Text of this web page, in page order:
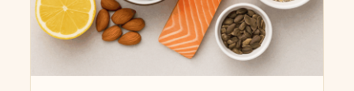
opfordring til at investere tid i kostvalg for at
forbedre livskvaliteten. SEO-elementer
inkluderer fokus-søgeord "kost og ernæring for
bedre sundhed" og en meta-beskrivelse, der